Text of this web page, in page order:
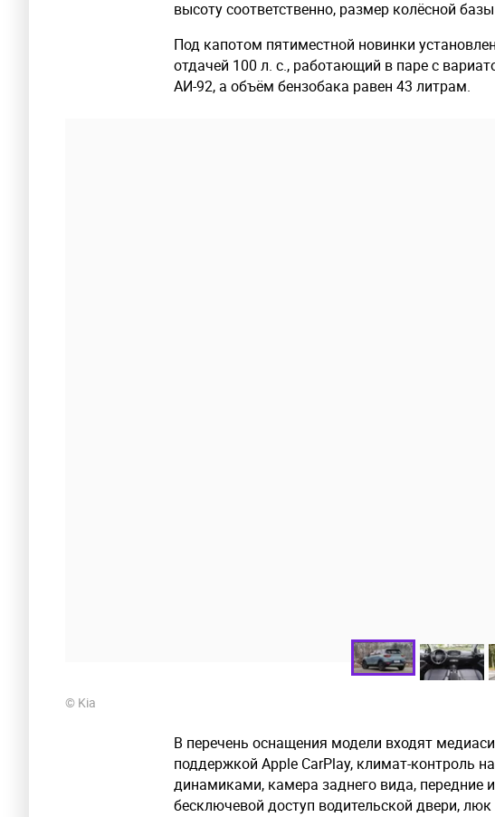
высоту соответственно, размер колёсной
Под капотом пятиместной новинки
отдачей 100 л. с., работающий в паре с
АИ-92, а объём бензобака равен 43 литрам.
© Kia
В перечень оснащения модели входят
поддержкой Apple CarPlay, климат-контроль
динамиками, камера заднего вида, передние
бесключевой доступ водительской двери,